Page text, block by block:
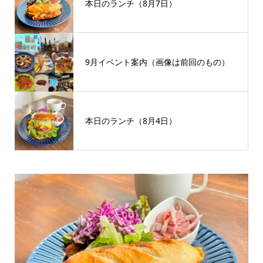
本日のランチ（8月7日）
9月イベント案内（画像は前回のもの）
本日のランチ（8月4日）